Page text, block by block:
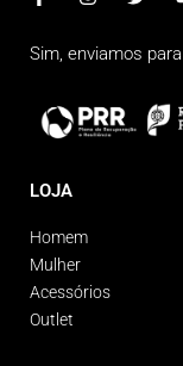
Sim, enviamos para
LOJA
Homem
Mulher
Acessórios
Outlet